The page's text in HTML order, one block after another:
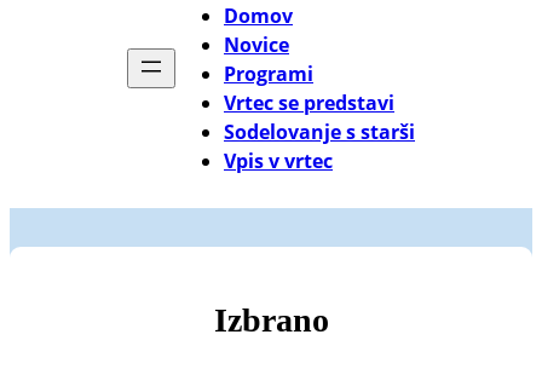
Domov
Novice
Programi
Vrtec se predstavi
Sodelovanje s starši
Vpis v vrtec
Izbrano